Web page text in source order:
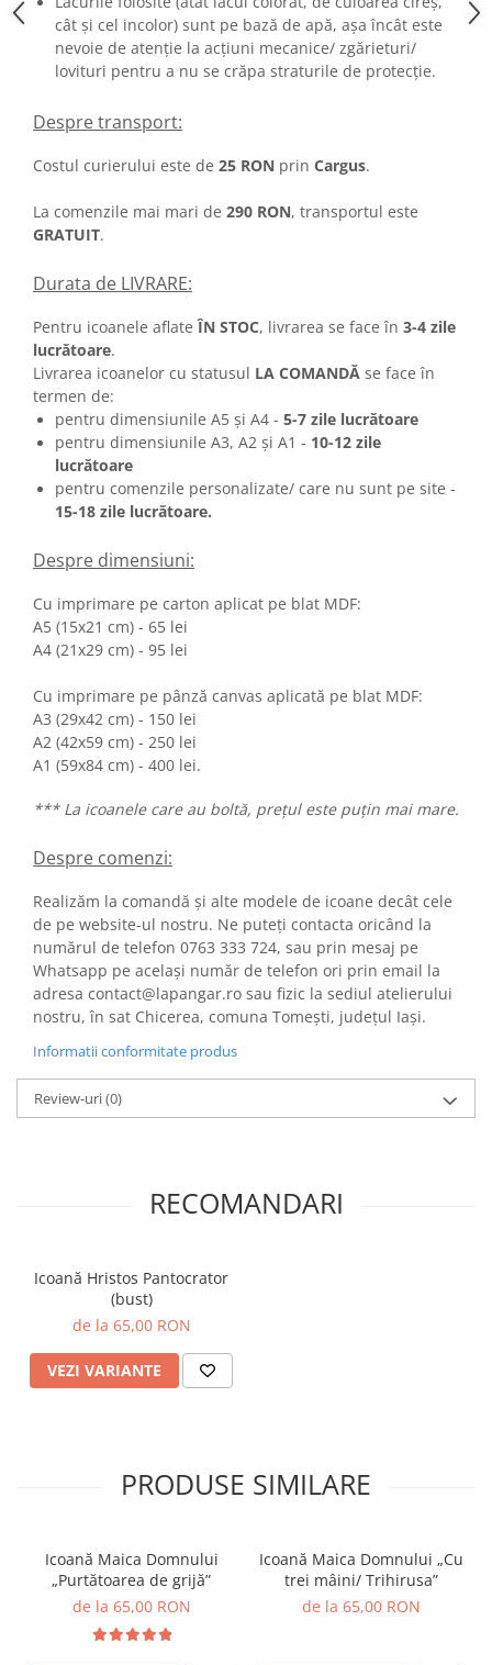
cât și cel incolor) sunt pe bază de apă, așa încât este
nevoie de atenție la acțiuni mecanice/ zgărieturi/
lovituri pentru a nu se crăpa straturile de protecție.
Despre transport:
Costul curierului este de 25 RON prin Cargus.
La comenzile mai mari de 290 RON, transportul este
GRATUIT.
Durata de LIVRARE:
Pentru icoanele aflateÎN STOC, livrarea se face în 3-4 zile
lucrătoare.
Livrarea icoanelor cu statusul LA COMANDĂ se face în
termen de:
pentru dimensiunile A5 și A4 - 5-7 zile lucrătoare
pentru dimensiunile A3, A2 și A1 - 10-12 zile
lucrătoare
pentru comenzile personalizate/ care nu sunt pe site -
15-18 zile lucrătoare.
Despre dimensiuni:
Cu imprimare pe carton aplicat pe blat MDF:
A5 (15x21 cm) - 65 lei
A4 (21x29 cm) - 95 lei
Cu imprimare pe pânză canvas aplicată pe blat MDF:
A3 (29x42 cm) - 150 lei
A2 (42x59 cm) - 250 lei
A1 (59x84 cm) - 400 lei.
*** La icoanele care au boltă, prețul este puțin mai mare.
Despre comenzi:
Realizăm la comandă și alte modele de icoane decât cele
de pe website-ul nostru. Ne puteți contacta oricând la
numărul de telefon 0763 333 724, sau prin mesaj pe
Whatsapp pe același număr de telefon ori prin email la
adresa contact@lapangar.ro sau fizic la sediul atelierului
nostru, în sat Chicerea, comuna Tomești, județul Iași.
Informatii conformitate produs
Review-uri(0)
RECOMANDARI
Icoană Hristos Pantocrator
(bust)
de la 65,00 RON
VEZI VARIANTE
PRODUSE SIMILARE
Icoană Maica Domnului
„Purtătoarea de grijă”
de la 65,00 RON
Icoană Maica Domnului „Cu
trei mâini/ Trihirusa”
de la 65,00 RON